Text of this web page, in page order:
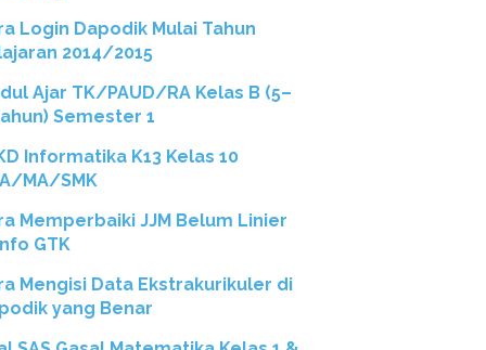
Login Dapodik Mulai Tahun
2014/2015
Ajar TK/PAUD/RA Kelas B (5–
Semester 1
Informatika K13 Kelas 10
MA/SMK
Memperbaiki JJM Belum Linier
GTK
Mengisi Data Ekstrakurikuler di
yang Benar